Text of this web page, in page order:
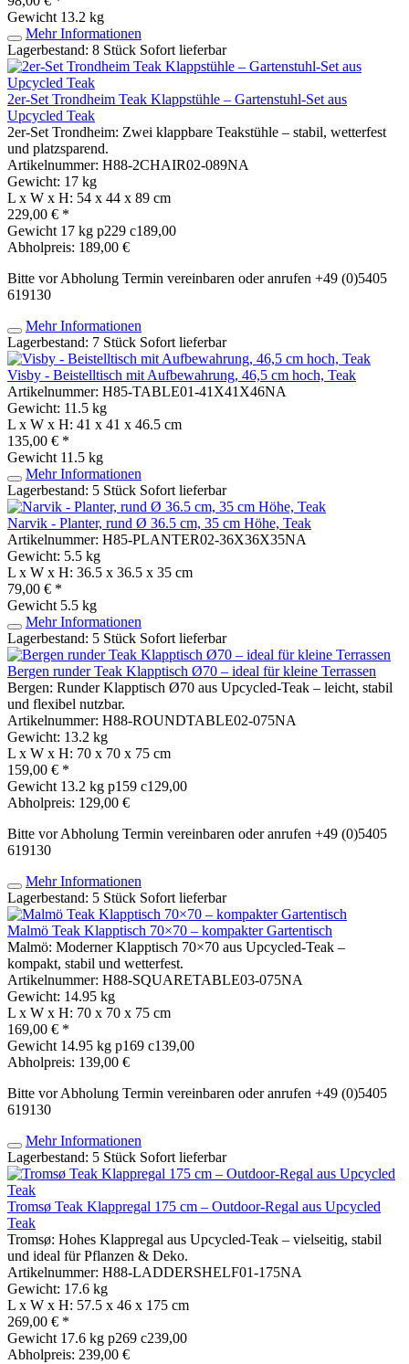
Gewicht 13.2 kg
Mehr Informationen
Lagerbestand: 8 Stück Sofort lieferbar
2er-Set Trondheim Teak Klappstühle – Gartenstuhl-Set aus
Upcycled Teak
2er-Set Trondheim: Zwei klappbare Teakstühle – stabil, wetterfest
und platzsparend.
Artikelnummer: H88-2CHAIR02-089NA
Gewicht: 17 kg
L x W x H: 54 x 44 x 89 cm
229,00 € *
Gewicht 17 kg p229 c189,00
Abholpreis: 189,00 €
Bitte vor Abholung Termin vereinbaren oder anrufen +49 (0)5405
619130
Mehr Informationen
Lagerbestand: 7 Stück Sofort lieferbar
Visby - Beistelltisch mit Aufbewahrung, 46,5 cm hoch, Teak
Artikelnummer: H85-TABLE01-41X41X46NA
Gewicht: 11.5 kg
L x W x H: 41 x 41 x 46.5 cm
135,00 € *
Gewicht 11.5 kg
Mehr Informationen
Lagerbestand: 5 Stück Sofort lieferbar
Narvik - Planter, rund Ø 36.5 cm, 35 cm Höhe, Teak
Artikelnummer: H85-PLANTER02-36X36X35NA
Gewicht: 5.5 kg
L x W x H: 36.5 x 36.5 x 35 cm
79,00 € *
Gewicht 5.5 kg
Mehr Informationen
Lagerbestand: 5 Stück Sofort lieferbar
Bergen runder Teak Klapptisch Ø70 – ideal für kleine Terrassen
Bergen: Runder Klapptisch Ø70 aus Upcycled-Teak – leicht, stabil
und flexibel nutzbar.
Artikelnummer: H88-ROUNDTABLE02-075NA
Gewicht: 13.2 kg
L x W x H: 70 x 70 x 75 cm
159,00 € *
Gewicht 13.2 kg p159 c129,00
Abholpreis: 129,00 €
Bitte vor Abholung Termin vereinbaren oder anrufen +49 (0)5405
619130
Mehr Informationen
Lagerbestand: 5 Stück Sofort lieferbar
Malmö Teak Klapptisch 70×70 – kompakter Gartentisch
Malmö: Moderner Klapptisch 70×70 aus Upcycled-Teak –
kompakt, stabil und wetterfest.
Artikelnummer: H88-SQUARETABLE03-075NA
Gewicht: 14.95 kg
L x W x H: 70 x 70 x 75 cm
169,00 € *
Gewicht 14.95 kg p169 c139,00
Abholpreis: 139,00 €
Bitte vor Abholung Termin vereinbaren oder anrufen +49 (0)5405
619130
Mehr Informationen
Lagerbestand: 5 Stück Sofort lieferbar
Tromsø Teak Klappregal 175 cm – Outdoor-Regal aus Upcycled
Teak
Tromsø: Hohes Klappregal aus Upcycled-Teak – vielseitig, stabil
und ideal für Pflanzen & Deko.
Artikelnummer: H88-LADDERSHELF01-175NA
Gewicht: 17.6 kg
L x W x H: 57.5 x 46 x 175 cm
269,00 € *
Gewicht 17.6 kg p269 c239,00
Abholpreis: 239,00 €